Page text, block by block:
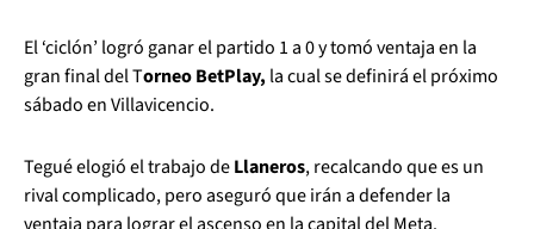
El ‘ciclón’ logró ganar el partido 1 a 0 y tomó ventaja en la
gran final del Torneo BetPlay, la cual se definirá el próximo
sábado en Villavicencio.
Tegué elogió el trabajo deLlaneros, recalcando que es un
rival complicado, pero aseguró que irán a defender la
ventaja para lograr el ascenso en la capital del Meta.